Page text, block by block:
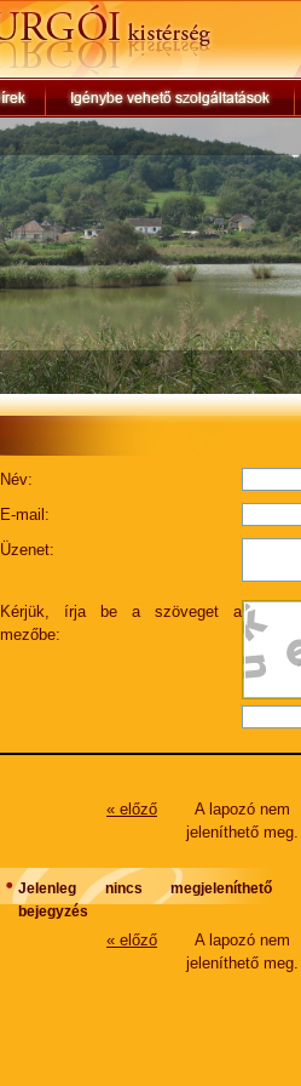
Név:
E-mail:
Üzenet:
Kérjük, írja be a szöveget a
mezőbe:
« előző
A lapozó nem
jeleníthető meg.
Jelenleg nincs megjeleníthető
bejegyzés
« előző
A lapozó nem
jeleníthető meg.